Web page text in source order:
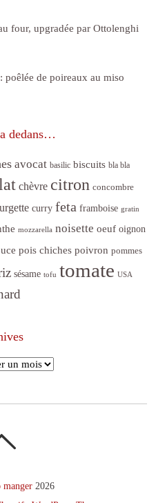
four, upgradée par Ottolenghi
poêlée de poireaux au miso
dedans…
avocat basilic biscuits bla bla
chèvre citron concombre
curry feta framboise gratin
mozzarella noisette oeuf oignon
pois chiches poivron pommes
sésame tofu tomate USA
manger 2026